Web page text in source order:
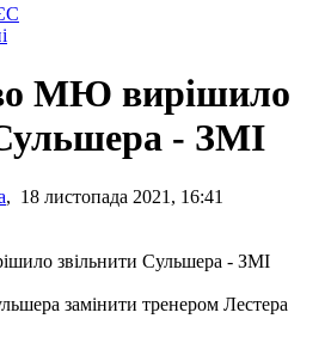
МЮ вирішило
- ЗМІ
, 18 листопада 2021, 16:41
замінити тренером Лестера